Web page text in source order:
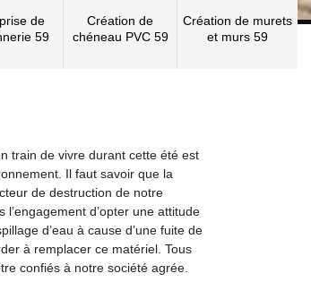
de
59
Création de
chéneau PVC 59
Création de murets
et murs 59
train de vivre durant cette été est
Il faut savoir que la
de destruction de notre
d’opter une attitude
d’eau à cause d’une fuite de
à remplacer ce matériel. Tous
confiés à notre société agrée.